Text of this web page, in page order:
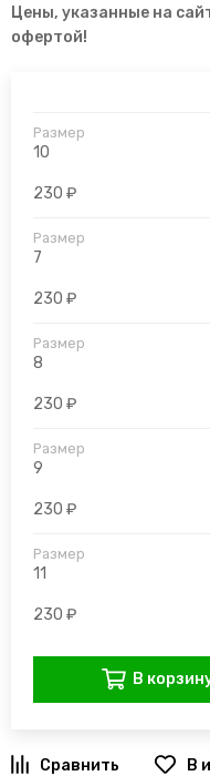
Цены, указанные на
офертой!
10
230 ₽
7
230 ₽
8
230 ₽
9
230 ₽
11
230 ₽
В
В